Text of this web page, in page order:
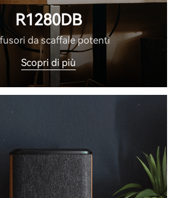
R1280DB
da scaffale potenti
Scopri di più